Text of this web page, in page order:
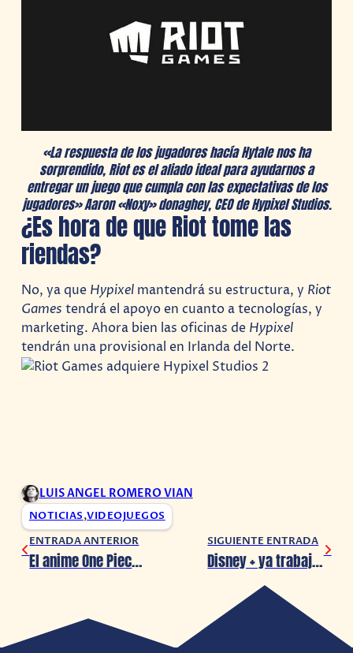
«La respuesta de los jugadores hacía Hytale nos ha
sorprendido, Riot es el aliado ideal para ayudarnos a
entregar un juego que cumpla con las expectativas de los
jugadores» Aaron «Noxy» donaghey, CEO de Hypixel Studios.
¿Es hora de que Riot tome las
riendas?
No, ya que Hypixel mantendrá su estructura, y Riot
Games tendrá el apoyo en cuanto a tecnologías, y
marketing. Ahora bien las oficinas de Hypixel
tendrán una provisional en Irlanda del Norte.
LUIS ANGEL ROMERO VIAN
NOTICIAS,VIDEOJUEGOS
ENTRADA ANTERIOR
El anime One Piece se pondrá en pausa por coronavirus
SIGUIENTE ENTRADA
Disney + ya trabaja en la tercera temporada de ‘The Mandalorian’